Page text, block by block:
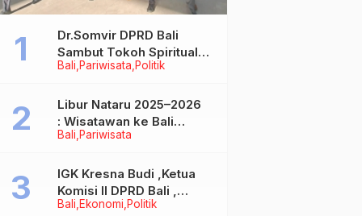
Bali Pariwisata Politik
Dr.Somvir DPRD Bali
Sambut Tokoh Spiritual
India Baba Bageshwar
Bali Pariwisata
Libur Nataru 2025–2026
: Wisatawan ke Bali
Meningkat, Isu Penurunan
Bali Ekonomi Politik
IGK Kresna Budi ,Ketua
Komisi II DPRD Bali ,
Angkat Bicara Soal